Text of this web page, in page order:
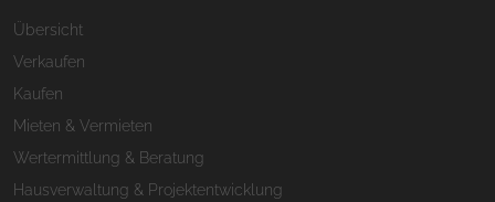
Übersicht
Verkaufen
Kaufen
Mieten & Vermieten
Wertermittlung & Beratung
Hausverwaltung & Projektentwicklung